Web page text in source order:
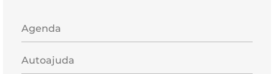
Agenda
Autoajuda